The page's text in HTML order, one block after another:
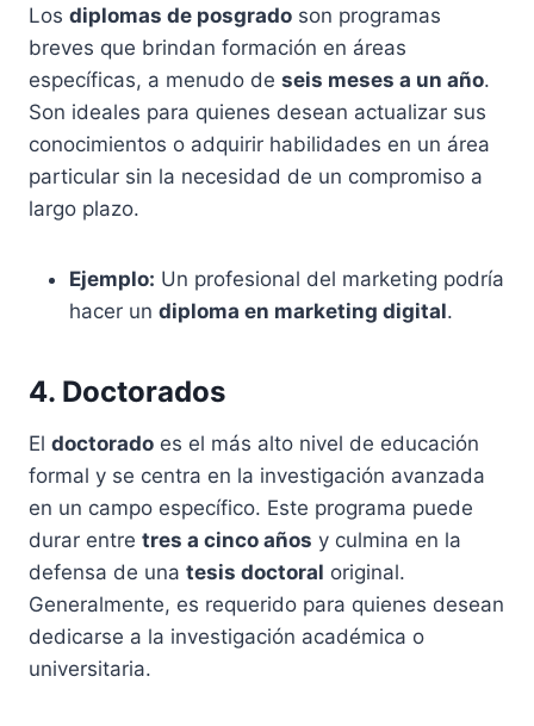
Los diplomas de posgrado son programas
breves que brindan formación en áreas
específicas, a menudo de seis meses a un año.
Son ideales para quienes desean actualizar sus
conocimientos o adquirir habilidades en un área
particular sin la necesidad de un compromiso a
largo plazo.
Ejemplo: Un profesional del marketing podría
hacer un diploma en marketing digital.
4. Doctorados
El doctorado es el más alto nivel de educación
formal y se centra en la investigación avanzada
en un campo específico. Este programa puede
durar entre tres a cinco años y culmina en la
defensa de una tesis doctoral original.
Generalmente, es requerido para quienes desean
dedicarse a la investigación académica o
universitaria.